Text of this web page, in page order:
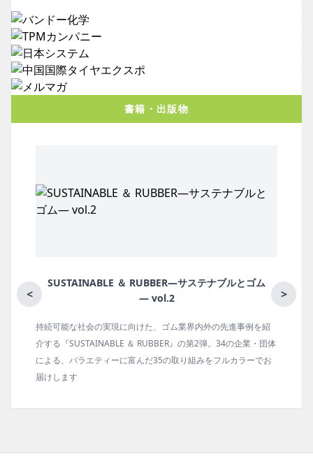
書籍・出版物
< >
＆ RUBBER―サステナブルとゴム
実現に向けた、ゴム業界内外の先進事例を紹
＆ RUBBER』の第2弾。34の企業・団体
ィーに富んだ35の取り組みをフルカラーでお
月刊ラ
ゴム報知新聞の姉妹
の動向、新製品・技
タビュー、海外企業